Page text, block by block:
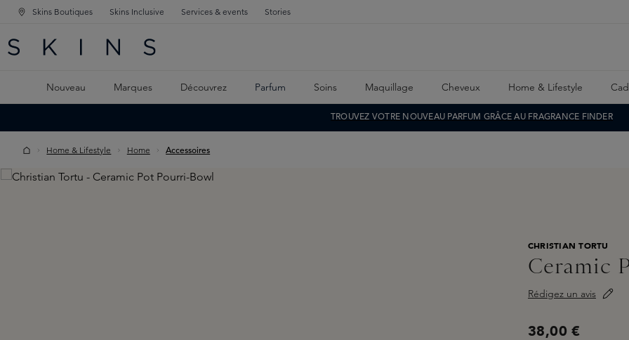
PRINCIPALE
CONTENU PRINCIPAL
Skins Boutiques Skins Inclusive Services & events Stories
Nouveau Marques Découvrez Parfum Soins Maquillage Cheveux Home & Lifestyle
TROUVEZ VOTRE NOUVEAU PARFUM GRÂCE AU FRAGRANCE FINDER
Home & Lifestyle Home Accessoires
Skip image gallery
CHRISTIAN TORTU
Ceramic
Rédigez un avis
38,00 €